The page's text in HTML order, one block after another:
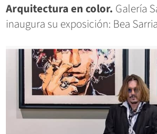
Arquitectura en color. Galería
inaugura su exposición: Bea